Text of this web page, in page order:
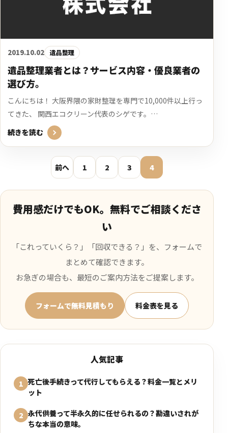
2019.10.02 遺品整理
遺品整理業者とは？サービス内容・優良業者の
選び方。
こんにちは！ 大阪界隈の家財整理を専門で10,000件以上行っ
てきた、 関西エコクリーン代表のシゲです。…
続きを読む
前へ 1 2 3 4
費用感だけでもOK。無料でご相談くださ
い
「これっていくら？」「回収できる？」を、フォームで
まとめて確認できます。
お急ぎの場合も、最短のご案内方法をご提案します。
フォームで無料見積もり 料金表を見る
人気記事
1 死亡後手続きって代行してもらえる？料金一覧とメリ
ット
2 永代供養って半永久的に任せられるの？勘違いされが
ちな本当の意味。